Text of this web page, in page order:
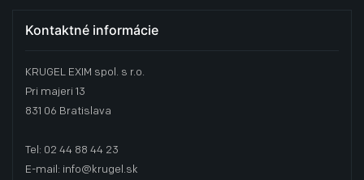
Kontaktné informácie
KRUGEL EXIM spol. s r.o.
Pri majeri 13
831 06 Bratislava
Tel: 02 44 88 44 23
E-mail: info@krugel.sk